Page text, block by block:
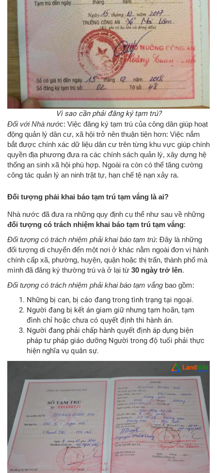
Vì sao cần phải đăng ký tạm trú?
Đối với Nhà nước: Việc đăng ký tạm trú của công dân giúp hoạt
động quản lý dân cư, xã hội trở nên thuận tiện hơn: Việc nắm
bắt được chính xác dữ liệu dân cư trên từng khu vực giúp chính
quyền địa phương đưa ra các chính sách quản lý, xây dựng hệ
thống an sinh xã hội phù hợp. Ngoài ra còn có thể tăng cường
công tác quản lý an ninh trật tự, hạn chế tệ nạn xảy ra.
Đối tượng phải khai báo tạm trú tạm vắng là ai?
Nhà nước đã đưa ra những quy định cụ thể như sau về những
đối tượng có trách nhiệm khai báo tạm trú tạm vắng:
Đối tượng có trách nhiệm phải khai báo tạm trú: Đây là những
đối tượng di chuyển đến một nơi ở khác nằm ngoài đơn vị hành
chính cấp xã, phường, huyện, quận hoặc thị trấn, thành phố mà
mình đã đăng ký thường trú và ở lại từ 30 ngày trở lên.
Đối tượng có trách nhiệm phải khai báo tạm vắng bao gồm:
Những bị can, bị cáo đang trong tình trạng tại ngoại.
Người đang bị kết án giam giữ nhưng tạm hoãn, tạm
đình chỉ hoặc chưa có quyết định thi hành án.
Người đang phải chấp hành quyết định áp dụng biện
pháp tư pháp giáo dưỡng Người trong độ tuổi phải thực
hiện nghĩa vụ quân sự.